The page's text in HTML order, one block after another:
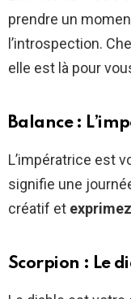
prendre un
l’introspection.
elle est là pour
Balance :
L’impératrice est
signifie une
créatif et
Scorpion : Le